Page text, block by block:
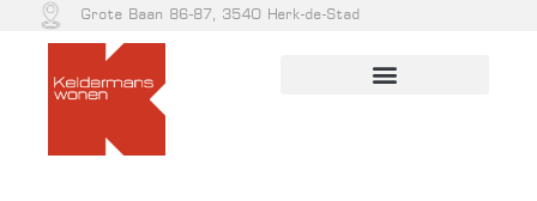
Grote Baan 86-87, 3540 Herk-de-Stad